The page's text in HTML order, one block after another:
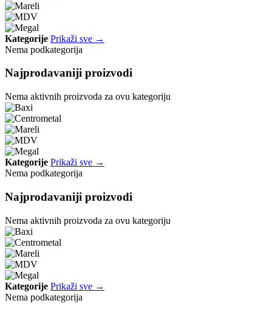
Kategorije Prikaži sve →
Nema podkategorija
Najprodavaniji proizvodi
Nema aktivnih proizvoda za ovu kategoriju
Kategorije Prikaži sve →
Nema podkategorija
Najprodavaniji proizvodi
Nema aktivnih proizvoda za ovu kategoriju
Kategorije Prikaži sve →
Nema podkategorija